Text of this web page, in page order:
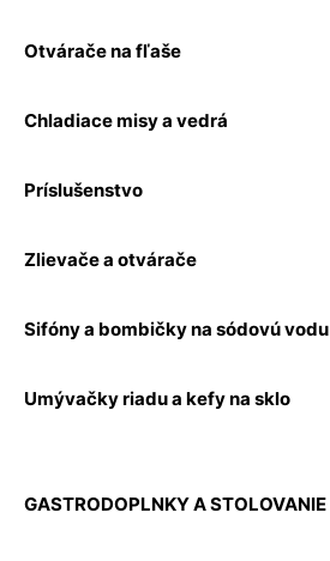
Otvárače na fľaše
Chladiace misy a vedrá
Príslušenstvo
Zlievače a otvárače
Sifóny a bombičky na sódovú vodu
Umývačky riadu a kefy na sklo
GASTRODOPLNKY A STOLOVANIE